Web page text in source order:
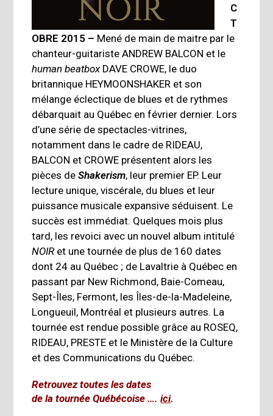
C
T
OBRE 2015 – Mené de main de maitre par le
chanteur-guitariste ANDREW BALCON et le
humanbeatboxDAVE CROWE, le duo
britannique HEYMOONSHAKER et son
mélange éclectique de blues et de rythmes
débarquait au Québec en février dernier. Lors
d’une série de spectacles-vitrines,
notamment dans le cadre de RIDEAU,
BALCON et CROWE présentent alors les
pièces deShakerism, leur premier EP. Leur
lecture unique, viscérale, du blues et leur
puissance musicale expansive séduisent. Le
succès est immédiat. Quelques mois plus
tard, les revoici avec un nouvel album intitulé
NOIR et une tournée de plus de 160 dates
dont 24 au Québec ; de Lavaltrie à Québec en
passant par New Richmond, Baie-Comeau,
Sept-Îles, Fermont, les Îles-de-la-Madeleine,
Longueuil, Montréal et plusieurs autres. La
tournée est rendue possible grâce au ROSEQ,
RIDEAU, PRESTE et le Ministère de la Culture
et des Communications du Québec.
Retrouvez toutes les dates
de la tournée Québécoise ….ici.